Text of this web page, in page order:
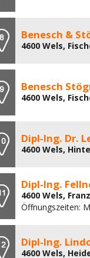
Benesch &
4600 Wels,
Benesch
4600 Wels,
Dipl-Ing. Dr.
4600 Wels,
Dipl-Ing.
4600 Wels,
Öffnungszeiten:
Dipl-Ing.
4600 Wels,